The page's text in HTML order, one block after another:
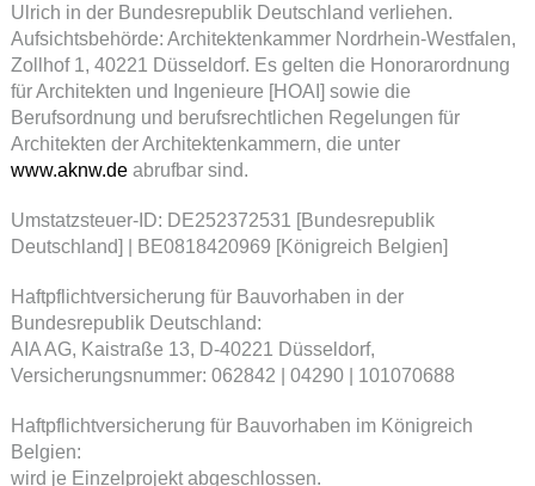
Ulrich in der Bundesrepublik Deutschland verliehen.
Aufsichtsbehörde: Architektenkammer Nordrhein-Westfalen,
Zollhof 1, 40221 Düsseldorf. Es gelten die Honorarordnung
für Architekten und Ingenieure [HOAI] sowie die
Berufsordnung und berufsrechtlichen Regelungen für
Architekten der Architektenkammern, die unter
www.aknw.deabrufbar sind.
Umstatzsteuer-ID: DE252372531 [Bundesrepublik
Deutschland] | BE0818420969 [Königreich Belgien]
Haftpflichtversicherung für Bauvorhaben in der
Bundesrepublik Deutschland:
AIA AG, Kaistraße 13, D-40221 Düsseldorf,
Versicherungsnummer: 062842 | 04290 | 101070688
Haftpflichtversicherung für Bauvorhaben im Königreich
Belgien:
wird je Einzelprojekt abgeschlossen.